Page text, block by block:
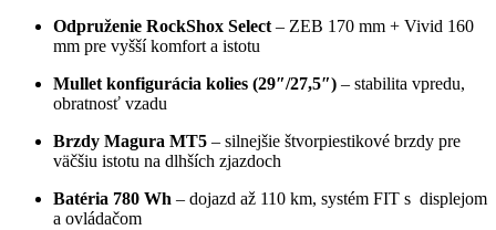
Odpruženie RockShox Select – ZEB 170 mm + Vivid 160
mm pre vyšší komfort a istotu
Mullet konfigurácia kolies (29″/27,5″) – stabilita vpredu,
obratnosť vzadu
Brzdy Magura MT5 – silnejšie štvorpiestikové brzdy pre
väčšiu istotu na dlhších zjazdoch
Batéria 780 Wh – dojazd až 110 km, systém FIT s displejom
a ovládačom